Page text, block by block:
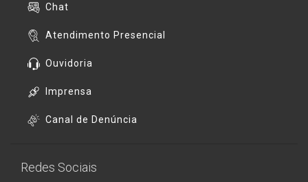
Chat
Atendimento Presencial
Ouvidoria
Imprensa
Canal de Denúncia
Redes Sociais